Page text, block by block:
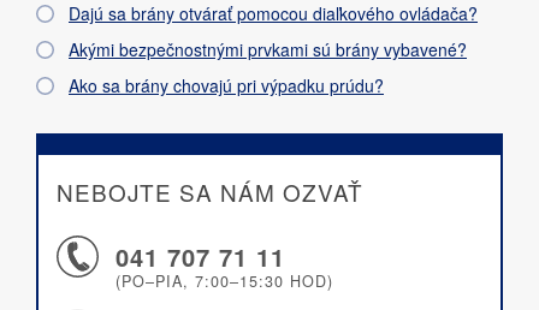
Dajú sa brány otvárať pomocou diaľkového ovládača?
Akými bezpečnostnými prvkami sú brány vybavené?
Ako sa brány chovajú pri výpadku prúdu?
NEBOJTE SA NÁM OZVAŤ
041 707 71 11
(PO–PIA, 7:00–15:30 HOD)